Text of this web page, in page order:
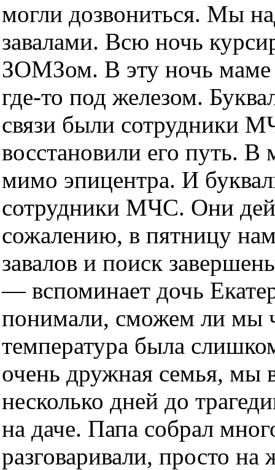
могли дозвониться. Мы
завалами. Всю ночь
ЗОМЗом. В эту ночь маме
где-то под железом.
связи были сотрудники
восстановили его путь.
мимо эпицентра. И
сотрудники МЧС. Они
сожалению, в пятницу
завалов и поиск
— вспоминает дочь
понимали, сможем ли мы
температура была
очень дружная семья, мы
несколько дней до
на даче. Папа собрал
разговаривали, просто